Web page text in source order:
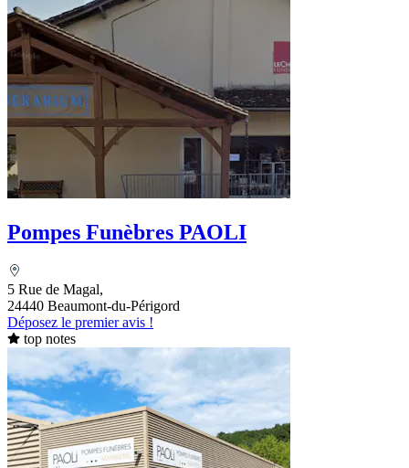
Pompes Funèbres PAOLI
5 Rue de Magal,
24440 Beaumont-du-Périgord
Déposez le premier avis !
top notes